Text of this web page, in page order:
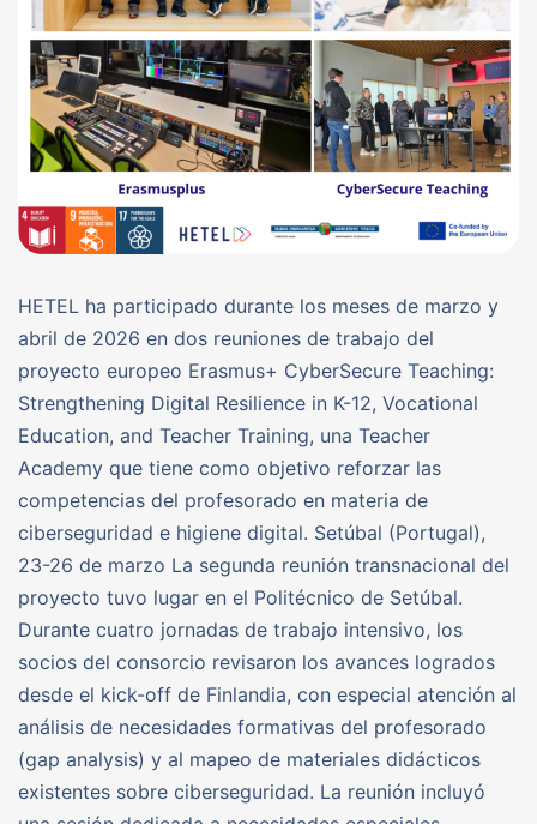
HETEL ha participado durante los meses de marzo y
abril de 2026 en dos reuniones de trabajo del
proyecto europeo Erasmus+ CyberSecure Teaching:
Strengthening Digital Resilience in K-12, Vocational
Education, and Teacher Training, una Teacher
Academy que tiene como objetivo reforzar las
competencias del profesorado en materia de
ciberseguridad e higiene digital. Setúbal (Portugal),
23-26 de marzo La segunda reunión transnacional del
proyecto tuvo lugar en el Politécnico de Setúbal.
Durante cuatro jornadas de trabajo intensivo, los
socios del consorcio revisaron los avances logrados
desde el kick-off de Finlandia, con especial atención al
análisis de necesidades formativas del profesorado
(gap analysis) y al mapeo de materiales didácticos
existentes sobre ciberseguridad. La reunión incluyó